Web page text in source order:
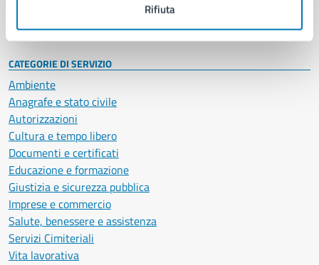
Rifiuta
Intranet, posta aziendale e protocollo
CATEGORIE DI SERVIZIO
Ambiente
Anagrafe e stato civile
Autorizzazioni
Cultura e tempo libero
Documenti e certificati
Educazione e formazione
Giustizia e sicurezza pubblica
Imprese e commercio
Salute, benessere e assistenza
Servizi Cimiteriali
Vita lavorativa